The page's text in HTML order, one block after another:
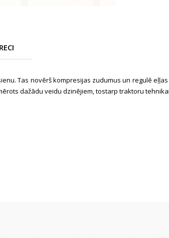
Tas novērš kompresijas zudumus un regulē
dažādu veidu dzinējiem, tostarp traktoru